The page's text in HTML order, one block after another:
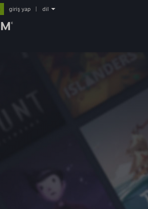
giriş yap dil